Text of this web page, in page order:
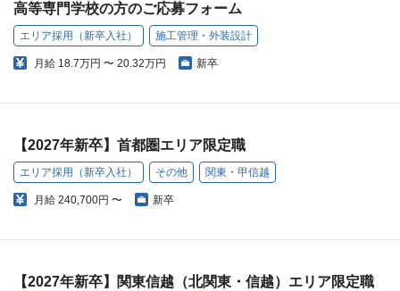
高等専門学校の方のご応募フォーム
エリア採用（新卒入社） 施工管理・外装設計
月給 18.7万円 〜 20.32万円 新卒
【2027年新卒】首都圏エリア限定職
エリア採用（新卒入社） その他 関東・甲信越
月給 240,700円 〜 新卒
【2027年新卒】関東信越（北関東・信越）エリア限定職